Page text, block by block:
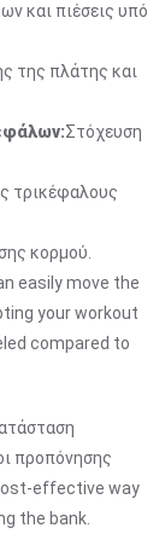
και πιέσεις υπό
της πλάτης και
Στόχευση
τρικέφαλους
κορμού.
easily move the
your workout
compared to
προπόνησης
effective way
the bank.